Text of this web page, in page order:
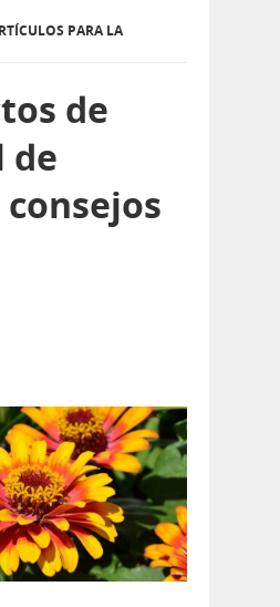
PARA LA
de
de